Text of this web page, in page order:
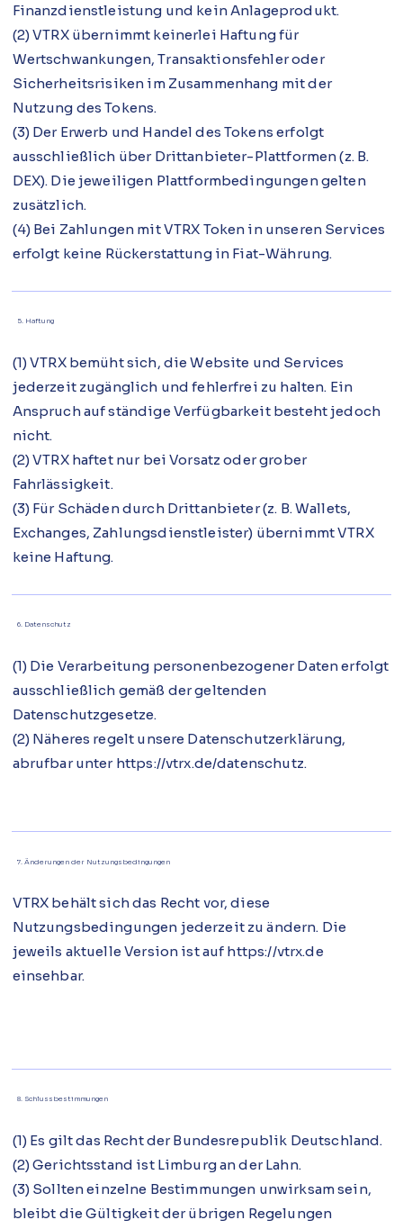
Finanzdienstleistung und kein Anlageprodukt.
(2) VTRX übernimmt keinerlei Haftung für
Wertschwankungen, Transaktionsfehler oder
Sicherheitsrisiken im Zusammenhang mit der
Nutzung des Tokens.
(3) Der Erwerb und Handel des Tokens erfolgt
ausschließlich über Drittanbieter-Plattformen (z. B.
DEX). Die jeweiligen Plattformbedingungen gelten
zusätzlich.
(4) Bei Zahlungen mit VTRX Token in unseren Services
erfolgt keine Rückerstattung in Fiat-Währung.
5. Haftung
(1) VTRX bemüht sich, die Website und Services
jederzeit zugänglich und fehlerfrei zu halten. Ein
Anspruch auf ständige Verfügbarkeit besteht jedoch
nicht.
(2) VTRX haftet nur bei Vorsatz oder grober
Fahrlässigkeit.
(3) Für Schäden durch Drittanbieter (z. B. Wallets,
Exchanges, Zahlungsdienstleister) übernimmt VTRX
keine Haftung.
6. Datenschutz
(1) Die Verarbeitung personenbezogener Daten erfolgt
ausschließlich gemäß der geltenden
Datenschutzgesetze.
(2) Näheres regelt unsere Datenschutzerklärung,
abrufbar unter https://vtrx.de/datenschutz.
7. Änderungen der Nutzungsbedingungen
VTRX behält sich das Recht vor, diese
Nutzungsbedingungen jederzeit zu ändern. Die
jeweils aktuelle Version ist auf https://vtrx.de
einsehbar.
8. Schlussbestimmungen
(1) Es gilt das Recht der Bundesrepublik Deutschland.
(2) Gerichtsstand ist Limburg an der Lahn.
(3) Sollten einzelne Bestimmungen unwirksam sein,
bleibt die Gültigkeit der übrigen Regelungen